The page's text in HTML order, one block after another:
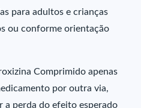
para adultos e crianças
ou conforme orientação
Comprimido apenas
por outra via,
a perda do efeito esperado